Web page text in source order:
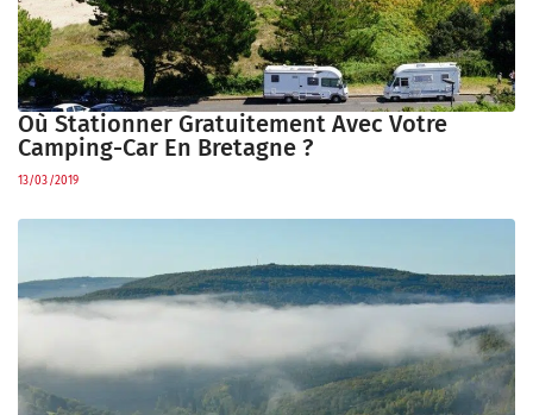
Où Stationner Gratuitement Avec Votre
Camping-Car En Bretagne ?
13/03/2019